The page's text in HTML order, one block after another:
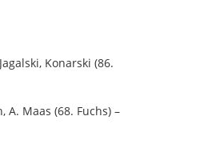
Konarski (86.
A. Maas (68. Fuchs) –